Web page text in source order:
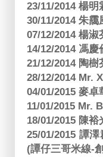
23/11/2014 楊
30/11/2014 朱
07/12/2014 楊
14/12/2014 馮
21/12/2014 陶
28/12/2014 Mr.
04/01/2015 麥
11/01/2015 Mr.
18/01/2015 陳
25/01/2015 譚
(譚仔三哥米線-